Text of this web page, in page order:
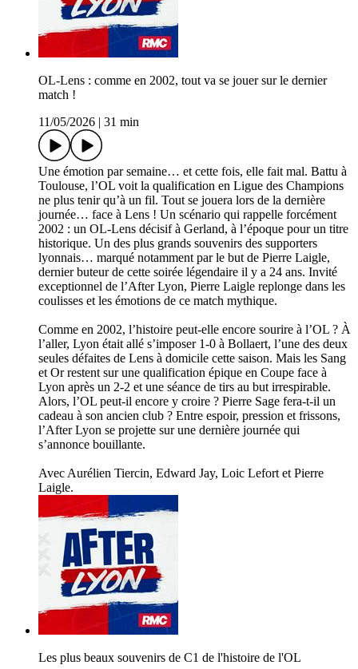
OL-Lens : comme en 2002, tout va se jouer sur le dernier
match !
11/05/2026
31 min
Une émotion par semaine… et cette fois, elle fait mal. Battu à
Toulouse, l’OL voit la qualification en Ligue des Champions
ne plus tenir qu’à un fil. Tout se jouera lors de la dernière
journée… face à Lens ! Un scénario qui rappelle forcément
2002 : un OL-Lens décisif à Gerland, à l’époque pour un titre
historique. Un des plus grands souvenirs des supporters
lyonnais… marqué notamment par le but de Pierre Laigle,
dernier buteur de cette soirée légendaire il y a 24 ans. Invité
exceptionnel de l’After Lyon, Pierre Laigle replonge dans les
coulisses et les émotions de ce match mythique.
Comme en 2002, l’histoire peut-elle encore sourire à l’OL ? À
l’aller, Lyon était allé s’imposer 1-0 à Bollaert, l’une des deux
seules défaites de Lens à domicile cette saison. Mais les Sang
et Or restent sur une qualification épique en Coupe face à
Lyon après un 2-2 et une séance de tirs au but irrespirable.
Alors, l’OL peut-il encore y croire ? Pierre Sage fera-t-il un
cadeau à son ancien club ? Entre espoir, pression et frissons,
l’After Lyon se projette sur une dernière journée qui
s’annonce bouillante.
Avec Aurélien Tiercin, Edward Jay, Loic Lefort et Pierre
Laigle.
Les plus beaux souvenirs de C1 de l'histoire de l'OL